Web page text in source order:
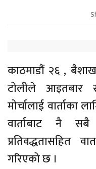
काठमाडौं २६ , बैशाख
टोलीले आइतबार
मोर्चालाई वार्ताका
वार्ताबाट नै सबै
प्रतिवद्धतासहित
गरिएको छ ।